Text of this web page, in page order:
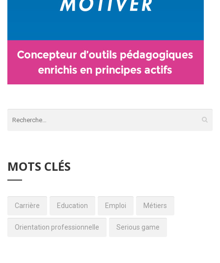
MOTS CLÉS
Carrière Education Emploi Métiers
Orientation professionnelle Serious game